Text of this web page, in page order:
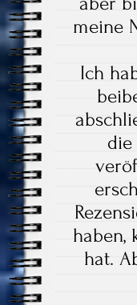
meine
Ich
die
haben,
hat.